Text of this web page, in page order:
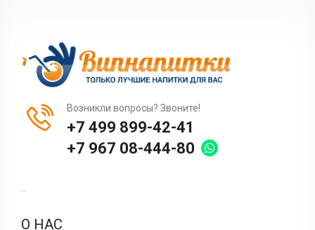
Возникли вопросы? Звоните!
+7 499 899-42-41
+7 967 08-444-80
..
О НАС